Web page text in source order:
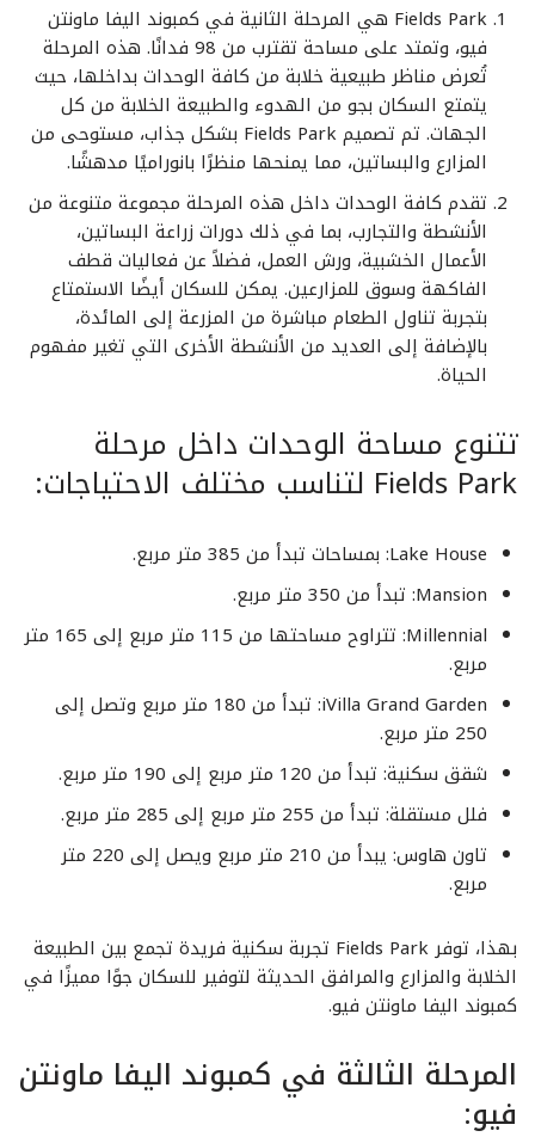
Fields Park هي المرحلة الثانية في كمبوند اليفا ماونتن
فيو، وتمتد على مساحة تقترب من 98 فدانًا. هذه المرحلة
تُعرض مناظر طبيعية خلابة من كافة الوحدات بداخلها، حيث
يتمتع السكان بجو من الهدوء والطبيعة الخلابة من كل
الجهات. تم تصميم Fields Park بشكل جذاب، مستوحى من
المزارع والبساتين، مما يمنحها منظرًا بانوراميًا مدهشًا.
تقدم كافة الوحدات داخل هذه المرحلة مجموعة متنوعة من
الأنشطة والتجارب، بما في ذلك دورات زراعة البساتين،
الأعمال الخشبية، ورش العمل، فضلاً عن فعاليات قطف
الفاكهة وسوق للمزارعين. يمكن للسكان أيضًا الاستمتاع
بتجربة تناول الطعام مباشرة من المزرعة إلى المائدة،
بالإضافة إلى العديد من الأنشطة الأخرى التي تغير مفهوم
الحياة.
تتنوع مساحة الوحدات داخل مرحلة
Fields Park لتناسب مختلف الاحتياجات:
Lake House: بمساحات تبدأ من 385 متر مربع.
Mansion: تبدأ من 350 متر مربع.
Millennial: تتراوح مساحتها من 115 متر مربع إلى 165 متر
مربع.
iVilla Grand Garden: تبدأ من 180 متر مربع وتصل إلى
250 متر مربع.
شقق سكنية: تبدأ من 120 متر مربع إلى 190 متر مربع.
فلل مستقلة: تبدأ من 255 متر مربع إلى 285 متر مربع.
تاون هاوس: يبدأ من 210 متر مربع ويصل إلى 220 متر
مربع.
بهذا، توفر Fields Park تجربة سكنية فريدة تجمع بين الطبيعة
الخلابة والمزارع والمرافق الحديثة لتوفير للسكان جوًا مميزًا في
كمبوند اليفا ماونتن فيو.
المرحلة الثالثة في كمبوند اليفا ماونتن
فيو: